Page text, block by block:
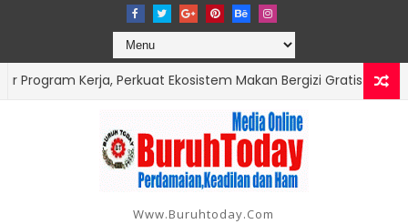
Kerja, Perkuat Ekosistem Makan Bergizi Gratis hingga
Www.buruhtoday.com